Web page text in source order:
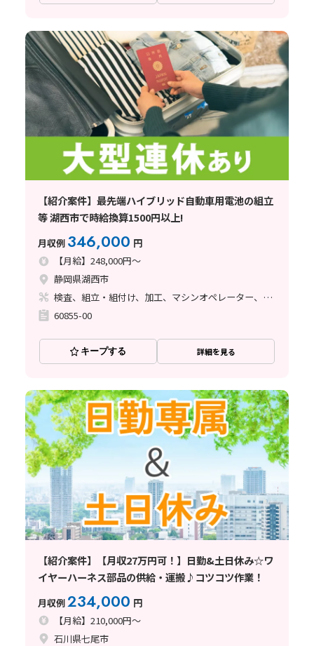
【紹介案件】最先端ハイブリッド自動車用電池の組立
等 湖西市で時給換算1500円以上!
月収例 346,000 円
【月給】248,000円～
静岡県湖西市
検査、組立・組付け、加工、マシンオペレーター、塗装、その他
60855-00
キープする 詳細を見る
【紹介案件】【月収27万円可！】日勤&土日休み☆ワ
イヤーハーネス部品の供給・運搬♪コツコツ作業！
月収例234,000 円
【月給】210,000円～
石川県七尾市